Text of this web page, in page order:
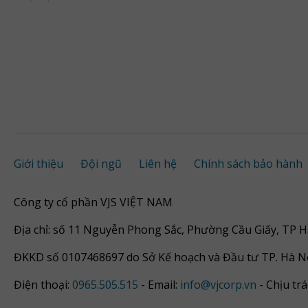
Giới thiệu Đội ngũ Liên hệ Chính sách bảo hành
Công ty cổ phần VJS VIỆT NAM
Địa chỉ: số 11 Nguyễn Phong Sắc, Phường Cầu Giấy, TP
ĐKKD số 0107468697 do Sở Kế hoạch và Đầu tư TP. Hà
Điện thoại: 0965.505.515 - Email: info@vjcorp.vn - Chịu